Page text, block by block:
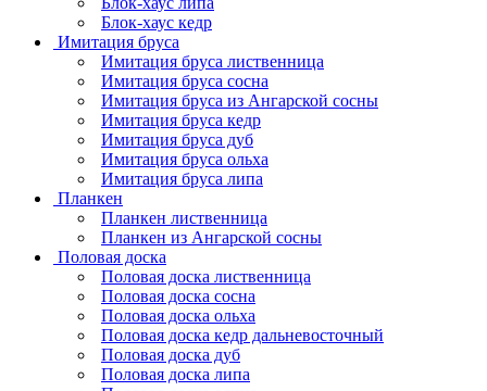
Блок-хаус кедр
Имитация бруса
Имитация бруса лиственница
Имитация бруса сосна
Имитация бруса из Ангарской сосны
Имитация бруса кедр
Имитация бруса дуб
Имитация бруса ольха
Имитация бруса липа
Планкен
Планкен лиственница
Планкен из Ангарской сосны
Половая доска
Половая доска лиственница
Половая доска сосна
Половая доска ольха
Половая доска кедр дальневосточный
Половая доска дуб
Половая доска липа